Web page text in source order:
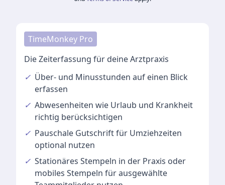
TimeMonkey Pro
Die Zeiterfassung für deine Arztpraxis
✓ Über- und Minusstunden auf einen Blick
erfassen
✓ Abwesenheiten wie Urlaub und Krankheit
richtig berücksichtigen
✓ Pauschale Gutschriftfür Umziehzeiten
optional nutzen
✓ Stationäres Stempeln in der Praxis oder
mobiles Stempeln für ausgewählte